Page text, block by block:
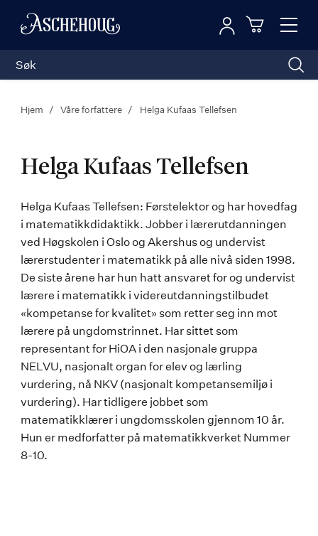
Toggle
Logg inn
Hjem Våre forfattere Helga Kufaas Tellefsen
Helga Kufaas Tellefsen
Helga
Kufaas
Tellefsen
Helga Kufaas Tellefsen: Førstelektor og har hovedfag
i matematikkdidaktikk. Jobber i lærerutdanningen
ved Høgskolen i Oslo og Akershus og undervist
lærerstudenter i matematikk på alle nivå siden 1998.
De siste årene har hun hatt ansvaret for og undervist
lærere i matematikk i videreutdanningstilbudet
«kompetanse for kvalitet» som retter seg inn mot
lærere på ungdomstrinnet. Har sittet som
representant for HiOA i den nasjonale gruppa
NELVU, nasjonalt organ for elev og lærling
vurdering, nå NKV (nasjonalt kompetansemiljø i
vurdering). Har tidligere jobbet som
matematikklærer i ungdomsskolen gjennom 10 år.
Hun er medforfatter på matematikkverket Nummer
8-10.